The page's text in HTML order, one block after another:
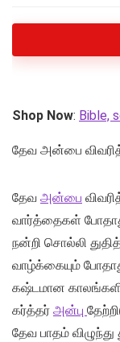
Shop Now: Bible,
தேவ அன்பை
தேவ அன்பை
வார்த்தைகள்
நன்றி சொல்லி
வாழ்க்கையும்
கஷ்டமான
கர்த்தர் அன்பு
தேவ பாதம் விழுந்து